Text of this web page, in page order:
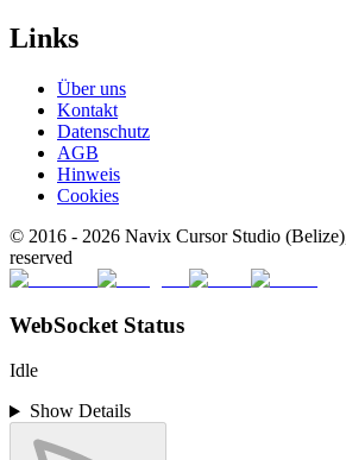
Links
Über uns
Kontakt
Datenschutz
AGB
Hinweis
Cookies
© 2016 - 2026 Navix Cursor Studio
reserved
WebSocket Status
Idle
Show Details